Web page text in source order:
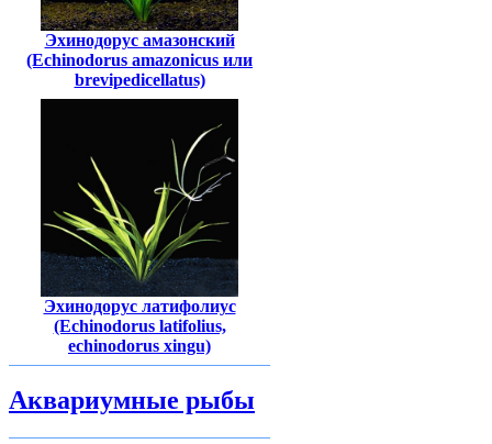
Эхинодорус амазонский
(Echinodorus amazonicus или
brevipedicellatus)
Эхинодорус латифолиус
(Echinodorus latifolius,
echinodorus xingu)
Аквариумные рыбы